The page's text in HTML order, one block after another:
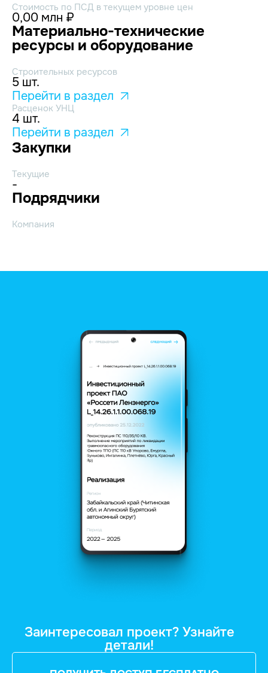
Стоимость по ПСД в текущем уровне цен
0,00 млн ₽
Материально-технические
ресурсы и оборудование
Строительных ресурсов
5 шт.
Перейти в раздел
Расценок УНЦ
4 шт.
Перейти в раздел
Закупки
Текущие
-
Подрядчики
Компания
Заинтересовал проект? Узнайте
детали!